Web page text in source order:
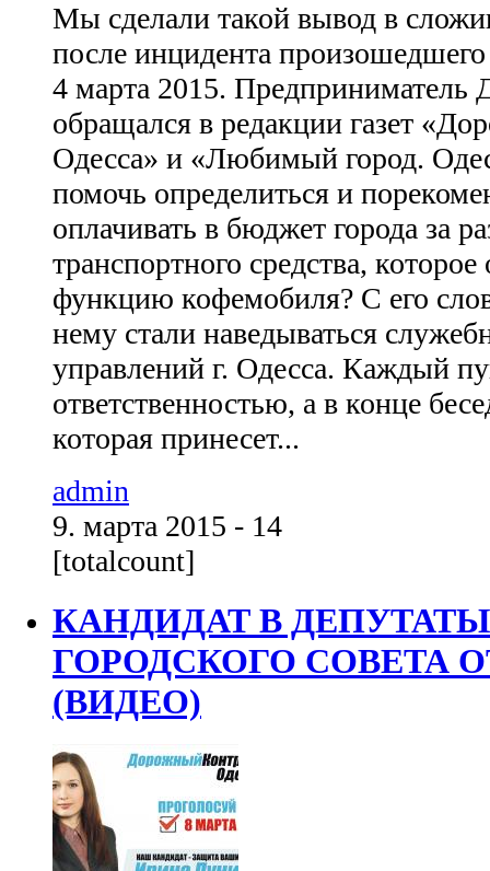
Мы сделали такой вывод в
после инцидента
4 марта 2015.
обращался в редакции газет
Одесса» и «Любимый город.
помочь определиться и
оплачивать в бюджет города за
транспортного средства,
функцию кофемобиля? С его
нему стали наведываться
управлений г. Одесса. Каждый
ответственностью, а в конце
которая принесет...
admin
9. марта 2015 - 14
[totalcount]
КАНДИДАТ В
ГОРОДСКОГО СОВЕТА
(ВИДЕО)